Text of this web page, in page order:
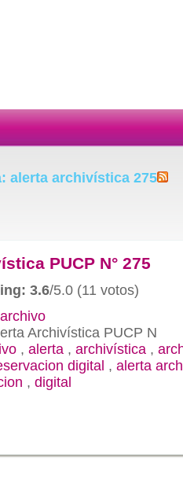
alerta archivística 275
PUCP N° 275
3.6/5.0 (11 votos)
archivo
Archivística PUCP N
, alerta , archivística ,
digital , alerta
, digital